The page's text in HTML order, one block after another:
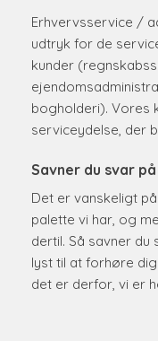
Erhvervsservice /
udtryk for de
kunder
bogholderi). Vores
serviceydelse, der
Savner du svar
Det er vanskeligt
palette vi har, og
dertil. Så savner
lyst til at forhøre
det er derfor, vi er